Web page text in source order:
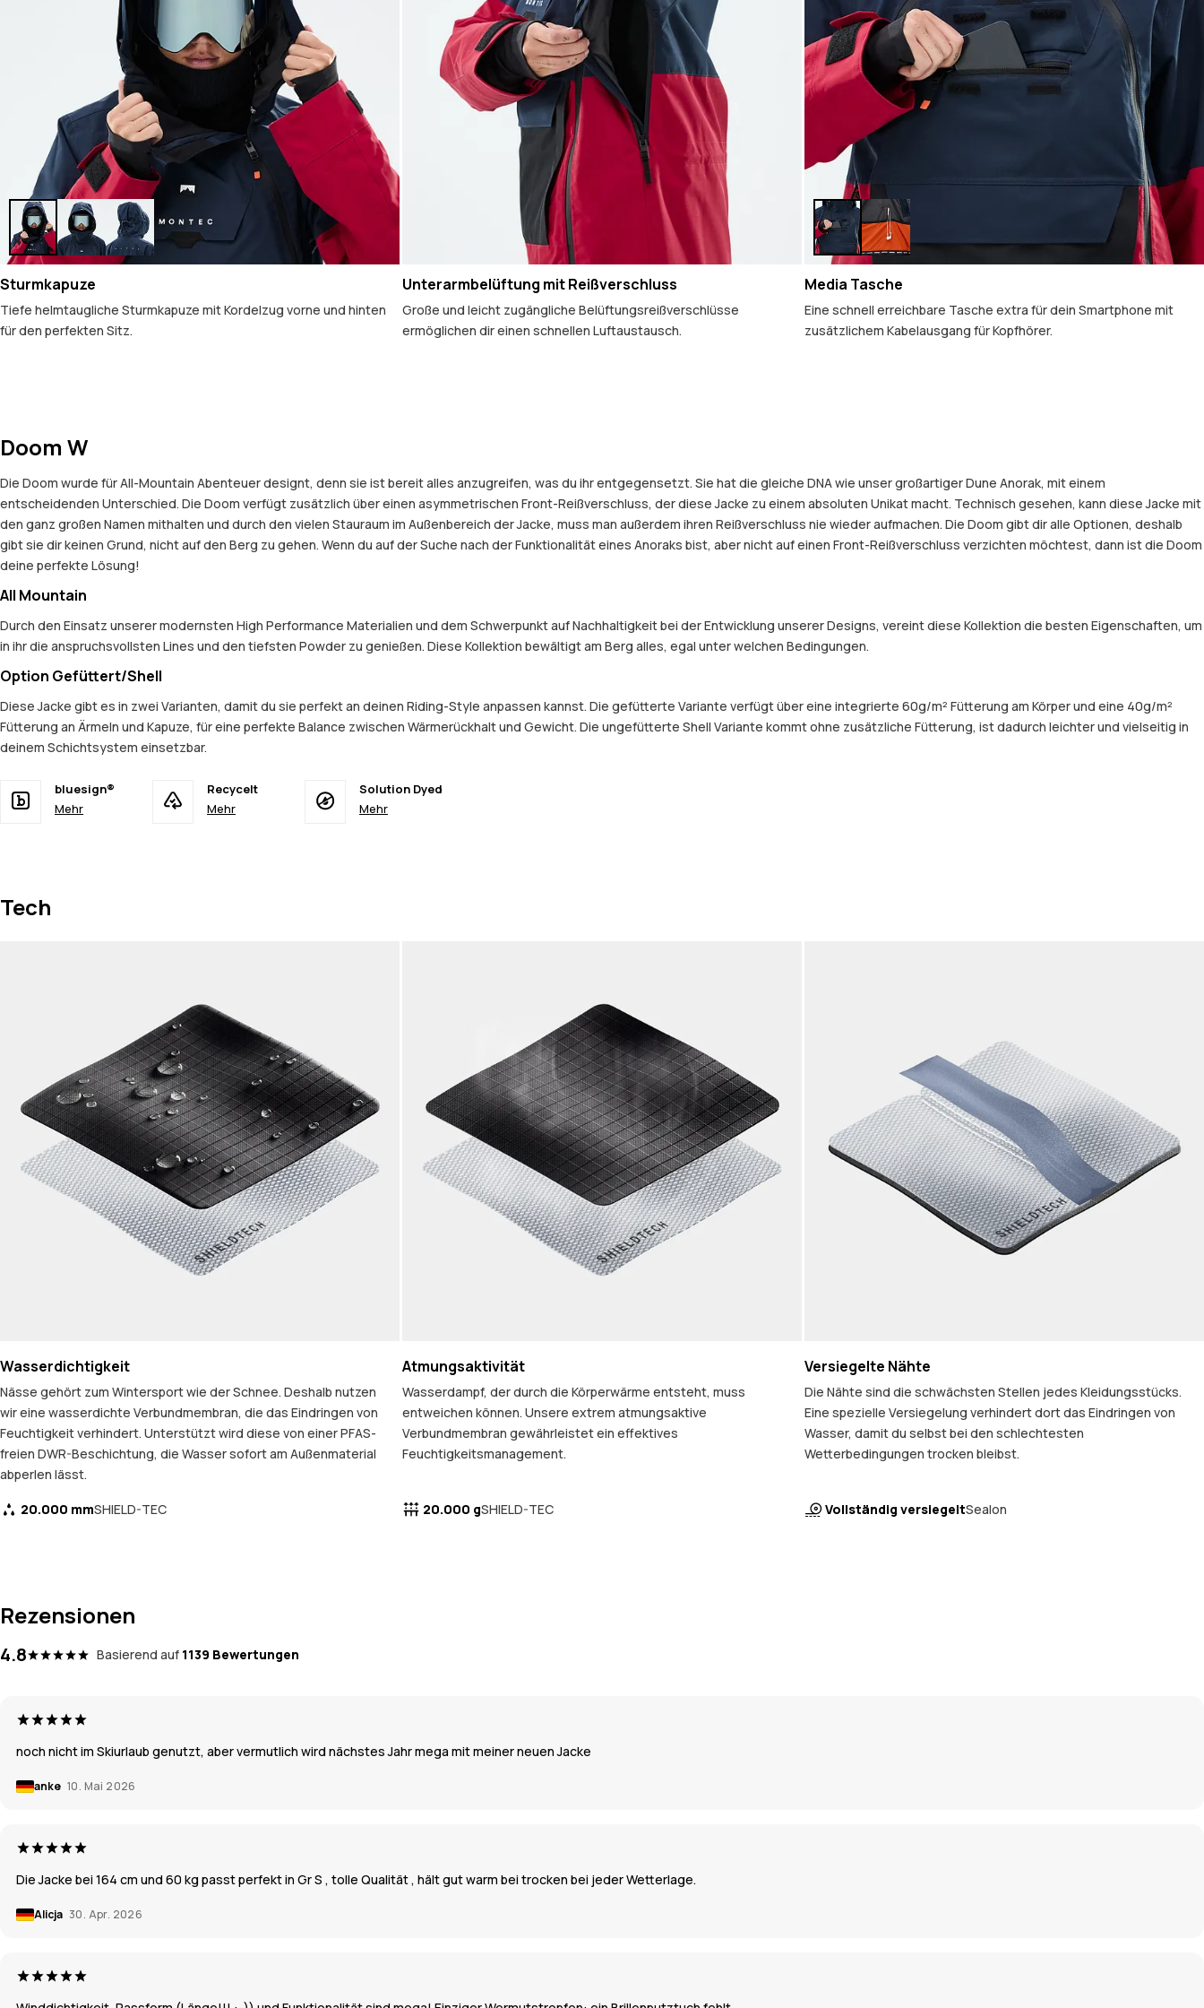
Sturmkapuze
Tiefe helmtaugliche Sturmkapuze mit Kordelzug vorne und hinten
für den perfekten Sitz.
Unterarmbelüftung mit Reißverschluss
Große und leicht zugängliche Belüftungsreißverschlüsse
ermöglichen dir einen schnellen Luftaustausch.
Media Tasche
Eine schnell erreichbare Tasche extra für dein Smartphone mit
zusätzlichem Kabelausgang für Kopfhörer.
Doom W
Die Doom wurde für All-Mountain Abenteuer designt, denn sie ist bereit alles anzugreifen, was du ihr entgegensetzt. Sie hat die gleiche DNA wie unser großartiger Dune Anorak, mit einem
entscheidenden Unterschied. Die Doom verfügt zusätzlich über einen asymmetrischen Front-Reißverschluss, der diese Jacke zu einem absoluten Unikat macht. Technisch gesehen, kann diese Jacke mit
den ganz großen Namen mithalten und durch den vielen Stauraum im Außenbereich der Jacke, muss man außerdem ihren Reißverschluss nie wieder aufmachen. Die Doom gibt dir alle Optionen, deshalb
gibt sie dir keinen Grund, nicht auf den Berg zu gehen. Wenn du auf der Suche nach der Funktionalität eines Anoraks bist, aber nicht auf einen Front-Reißverschluss verzichten möchtest, dann ist die Doom
deine perfekte Lösung!
All Mountain
Durch den Einsatz unserer modernsten High Performance Materialien und dem Schwerpunkt auf Nachhaltigkeit bei der Entwicklung unserer Designs, vereint diese Kollektion die besten Eigenschaften, um
in ihr die anspruchsvollsten Lines und den tiefsten Powder zu genießen. Diese Kollektion bewältigt am Berg alles, egal unter welchen Bedingungen.
Option Gefüttert/Shell
Diese Jacke gibt es in zwei Varianten, damit du sie perfekt an deinen Riding-Style anpassen kannst. Die gefütterte Variante verfügt über eine integrierte 60g/m² Fütterung am Körper und eine 40g/m²
Fütterung an Ärmeln und Kapuze, für eine perfekte Balance zwischen Wärmerückhalt und Gewicht. Die ungefütterte Shell Variante kommt ohne zusätzliche Fütterung, ist dadurch leichter und vielseitig in
deinem Schichtsystem einsetzbar.
bluesign®
Mehr
Recycelt
Mehr
Solution Dyed
Mehr
Tech
Wasserdichtigkeit
Nässe gehört zum Wintersport wie der Schnee. Deshalb nutzen
wir eine wasserdichte Verbundmembran, die das Eindringen von
Feuchtigkeit verhindert. Unterstützt wird diese von einer PFAS-
freien DWR-Beschichtung, die Wasser sofort am Außenmaterial
abperlen lässt.
20.000 mmSHIELD-TEC
Atmungsaktivität
Wasserdampf, der durch die Körperwärme entsteht, muss
entweichen können. Unsere extrem atmungsaktive
Verbundmembran gewährleistet ein effektives
Feuchtigkeitsmanagement.
20.000 gSHIELD-TEC
Versiegelte Nähte
Die Nähte sind die schwächsten Stellen jedes Kleidungsstücks.
Eine spezielle Versiegelung verhindert dort das Eindringen von
Wasser, damit du selbst bei den schlechtesten
Wetterbedingungen trocken bleibst.
Vollständig versiegeltSealon
Rezensionen
4.8 Basierend auf 1139 Bewertungen
noch nicht im Skiurlaub genutzt, aber vermutlich wird nächstes Jahr mega mit meiner neuen Jacke
anke 10. Mai 2026
Die Jacke bei 164 cm und 60 kg passt perfekt in Gr S , tolle Qualität , hält gut warm bei trocken bei jeder Wetterlage.
Alicja 30. Apr. 2026